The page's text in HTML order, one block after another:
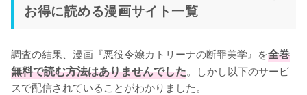
お得に読める漫画サイト一覧
調査の結果、漫画『悪役令嬢カトリーナの断罪美学』を全巻
無料で読む方法はありませんでした。しかし以下のサービ
スで配信されていることがわかりました。